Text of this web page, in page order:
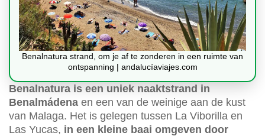
Benalnatura strand, om je af te zonderen in een ruimte van
ontspanning | andalucíaviajes.com
Benalnatura is een uniek naaktstrand in
Benalmádena en een van de weinige aan de kust
van Malaga. Het is gelegen tussen La Viborilla en
Las Yucas, in een kleine baai omgeven door